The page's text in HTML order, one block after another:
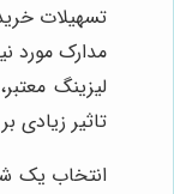
تسهیلات
مدارک مورد
لیزینگ
تاثیر زیادی
انتخاب یک